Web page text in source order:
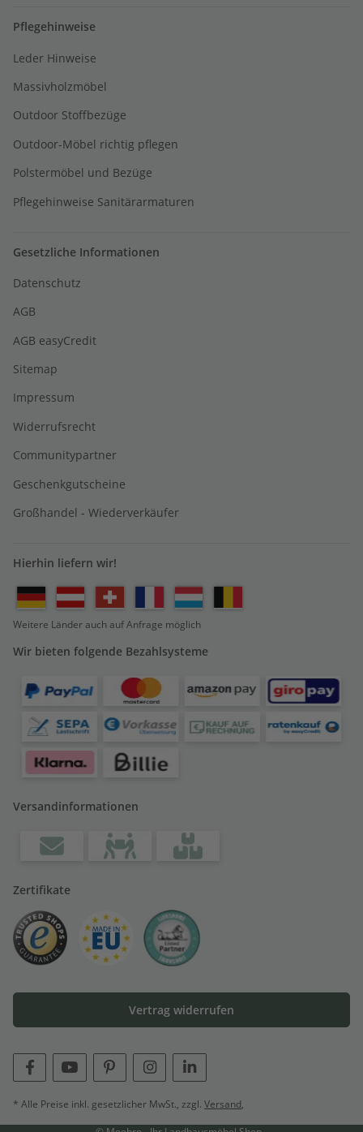
Pflegehinweise
Leder Hinweise
Massivholzmöbel
Outdoor Stoffbezüge
Outdoor-Möbel richtig pflegen
Polstermöbel und Bezüge
Pflegehinweise Sanitärarmaturen
Gesetzliche Informationen
Datenschutz
AGB
AGB easyCredit
Sitemap
Impressum
Widerrufsrecht
Communitypartner
Geschenkgutscheine
Großhandel - Wiederverkäufer
Hierhin liefern wir!
Weitere Länder auch auf Anfrage möglich
Wir bieten folgende Bezahlsysteme
Versandinformationen
Zertifikate
Vertrag widerrufen
* Alle Preise inkl. gesetzlicher MwSt., zzgl. Versand,